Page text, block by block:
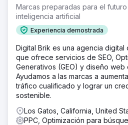
Marcas preparadas para el
inteligencia artificial
Experiencia demostrada
Digital Brik es una agencia digital
que ofrece servicios de SEO,
Generativos (GEO) y diseño web
Ayudamos a las marcas a
tráfico cualificado y lograr un
sostenible.
Los Gatos, California, United
PPC, Optimización para